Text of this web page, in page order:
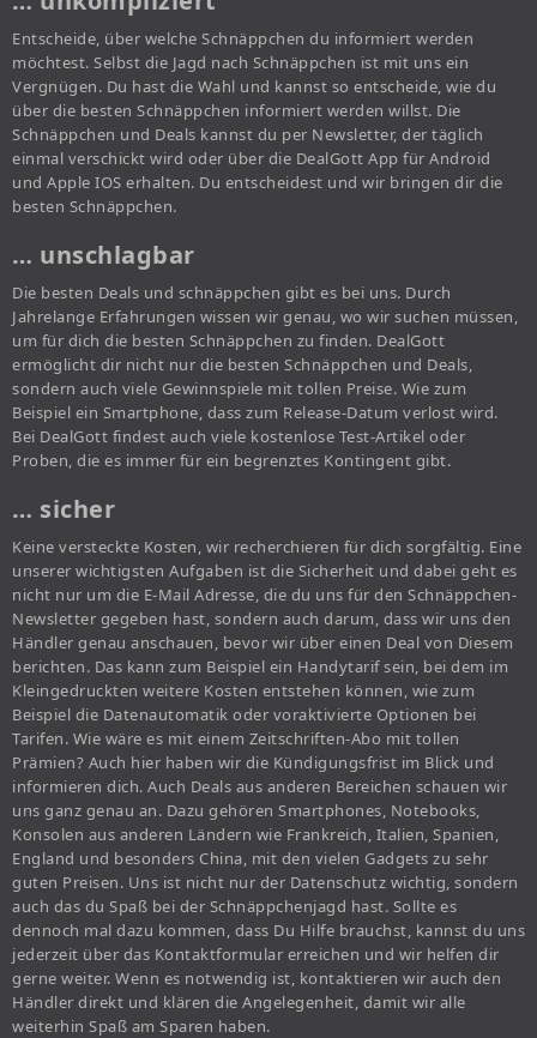
Entscheide, über welche Schnäppchen du informiert werden
möchtest. Selbst die Jagd nach Schnäppchen ist mit uns ein
Vergnügen. Du hast die Wahl und kannst so entscheide, wie du
über die besten Schnäppchen informiert werden willst. Die
Schnäppchen und Deals kannst du per Newsletter, der täglich
einmal verschickt wird oder über die DealGott App für Android
und Apple IOS erhalten. Du entscheidest und wir bringen dir die
besten Schnäppchen.
… unschlagbar
Die besten Deals und schnäppchen gibt es bei uns. Durch
Jahrelange Erfahrungen wissen wir genau, wo wir suchen müssen,
um für dich die besten Schnäppchen zu finden. DealGott
ermöglicht dir nicht nur die besten Schnäppchen und Deals,
sondern auch viele Gewinnspiele mit tollen Preise. Wie zum
Beispiel ein Smartphone, dass zum Release-Datum verlost wird.
Bei DealGott findest auch viele kostenlose Test-Artikel oder
Proben, die es immer für ein begrenztes Kontingent gibt.
… sicher
Keine versteckte Kosten, wir recherchieren für dich sorgfältig. Eine
unserer wichtigsten Aufgaben ist die Sicherheit und dabei geht es
nicht nur um die E-Mail Adresse, die du uns für den Schnäppchen-
Newsletter gegeben hast, sondern auch darum, dass wir uns den
Händler genau anschauen, bevor wir über einen Deal von Diesem
berichten. Das kann zum Beispiel ein Handytarif sein, bei dem im
Kleingedruckten weitere Kosten entstehen können, wie zum
Beispiel die Datenautomatik oder voraktivierte Optionen bei
Tarifen. Wie wäre es mit einem Zeitschriften-Abo mit tollen
Prämien? Auch hier haben wir die Kündigungsfrist im Blick und
informieren dich. Auch Deals aus anderen Bereichen schauen wir
uns ganz genau an. Dazu gehören Smartphones, Notebooks,
Konsolen aus anderen Ländern wie Frankreich, Italien, Spanien,
England und besonders China, mit den vielen Gadgets zu sehr
guten Preisen. Uns ist nicht nur der Datenschutz wichtig, sondern
auch das du Spaß bei der Schnäppchenjagd hast. Sollte es
dennoch mal dazu kommen, dass Du Hilfe brauchst, kannst du uns
jederzeit über das Kontaktformular erreichen und wir helfen dir
gerne weiter. Wenn es notwendig ist, kontaktieren wir auch den
Händler direkt und klären die Angelegenheit, damit wir alle
weiterhin Spaß am Sparen haben.